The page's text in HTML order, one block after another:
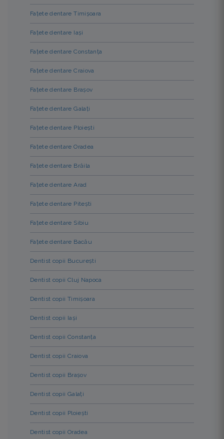
Fațete dentare Timișoara
Fațete dentare Iași
Fațete dentare Constanța
Fațete dentare Craiova
Fațete dentare Brașov
Fațete dentare Galați
Fațete dentare Ploiești
Fațete dentare Oradea
Fațete dentare Brăila
Fațete dentare Arad
Fațete dentare Pitești
Fațete dentare Sibiu
Fațete dentare Bacău
Dentist copii București
Dentist copii Cluj Napoca
Dentist copii Timișoara
Dentist copii Iași
Dentist copii Constanța
Dentist copii Craiova
Dentist copii Brașov
Dentist copii Galați
Dentist copii Ploiești
Dentist copii Oradea